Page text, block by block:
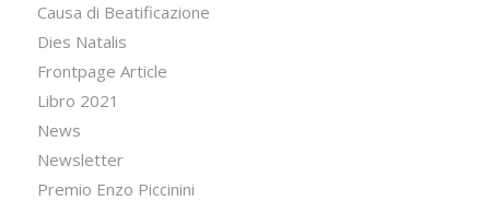
Causa di Beatificazione
Dies Natalis
Frontpage Article
Libro 2021
News
Newsletter
Premio Enzo Piccinini